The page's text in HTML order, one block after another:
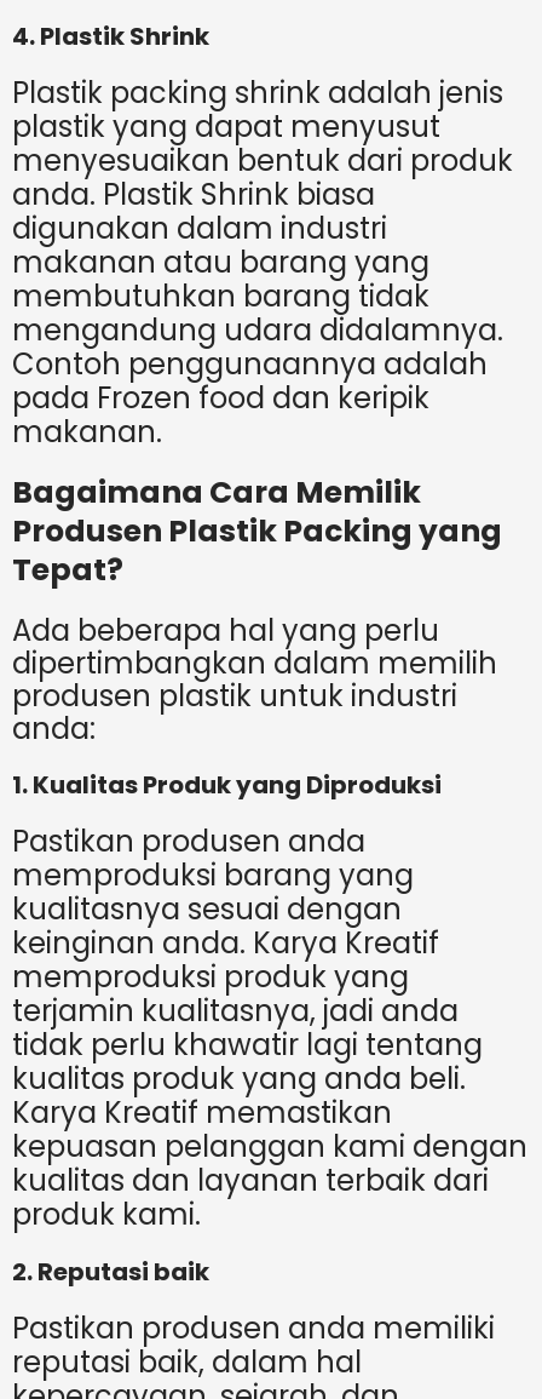
4. Plastik Shrink
Plastik packing shrink adalah jenis
plastik yang dapat menyusut
menyesuaikan bentuk dari produk
anda. Plastik Shrink biasa
digunakan dalam industri
makanan atau barang yang
membutuhkan barang tidak
mengandung udara didalamnya.
Contoh penggunaannya adalah
pada Frozen food dan keripik
makanan.
Bagaimana Cara Memilik
Produsen Plastik Packing yang
Tepat?
Ada beberapa hal yang perlu
dipertimbangkan dalam memilih
produsen plastik untuk industri
anda:
1. Kualitas Produk yang Diproduksi
Pastikan produsen anda
memproduksi barang yang
kualitasnya sesuai dengan
keinginan anda. Karya Kreatif
memproduksi produk yang
terjamin kualitasnya, jadi anda
tidak perlu khawatir lagi tentang
kualitas produk yang anda beli.
Karya Kreatif memastikan
kepuasan pelanggan kami dengan
kualitas dan layanan terbaik dari
produk kami.
2. Reputasi baik
Pastikan produsen anda memiliki
reputasi baik, dalam hal